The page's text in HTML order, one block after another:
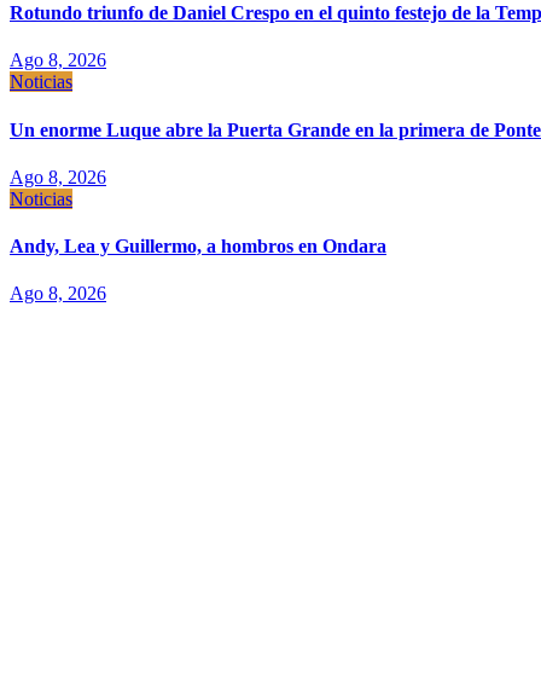
Rotundo triunfo de Daniel Crespo en el quinto festejo de la
Ago 8, 2026
Noticias
Un enorme Luque abre la Puerta Grande en la primera de
Ago 8, 2026
Noticias
Andy, Lea y Guillermo, a hombros en Ondara
Ago 8, 2026